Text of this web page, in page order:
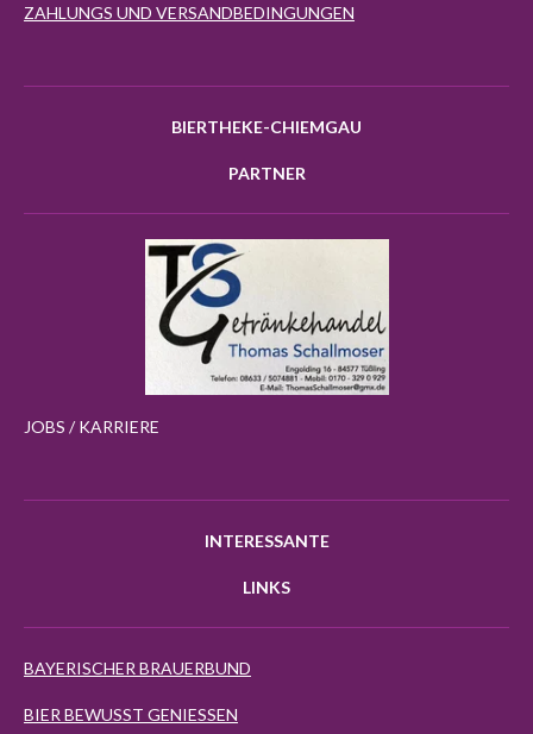
ZAHLUNGS UND VERSANDBEDINGUNGEN
BIERTHEKE-CHIEMGAU
PARTNER
JOBS / KARRIERE
INTERESSANTE
LINKS
BAYERISCHER BRAUERBUND
BIER BEWUSST GENIESSEN